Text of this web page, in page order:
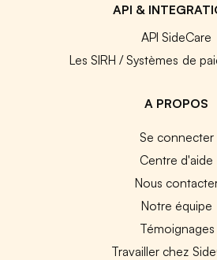
API &
API SideCare
Les SIRH / Systèmes de
A PROPOS
Se connecter
Centre d'aide
Nous
Notre équipe
Témoignages
Travailler chez